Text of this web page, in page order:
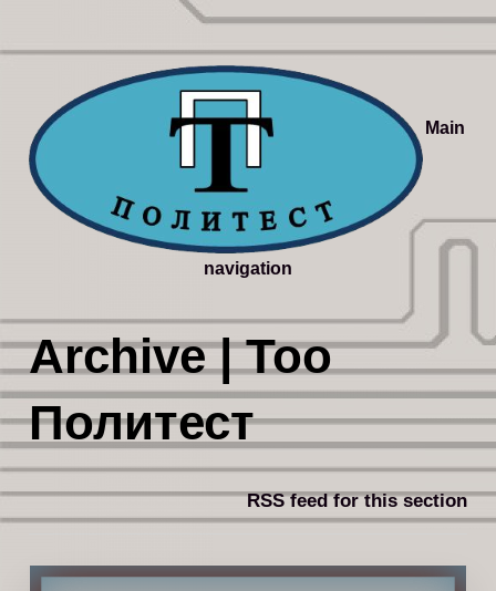
Main
navigation
Archive | Тоо
Политест
RSS feed for this section